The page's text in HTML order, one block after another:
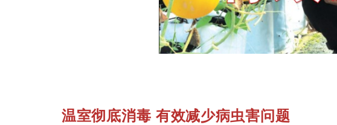
温室彻底消毒 有效减少病虫害问题